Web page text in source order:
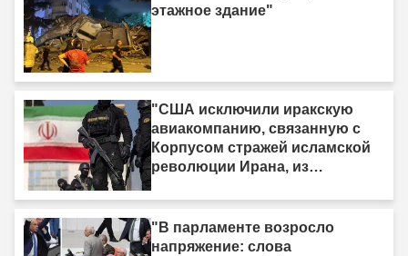
этажное здание"
"США исключили иракскую
авиакомпанию, связанную с
Корпусом стражей исламской
революции Ирана, из
"В парламенте возросло
напряжение: слова